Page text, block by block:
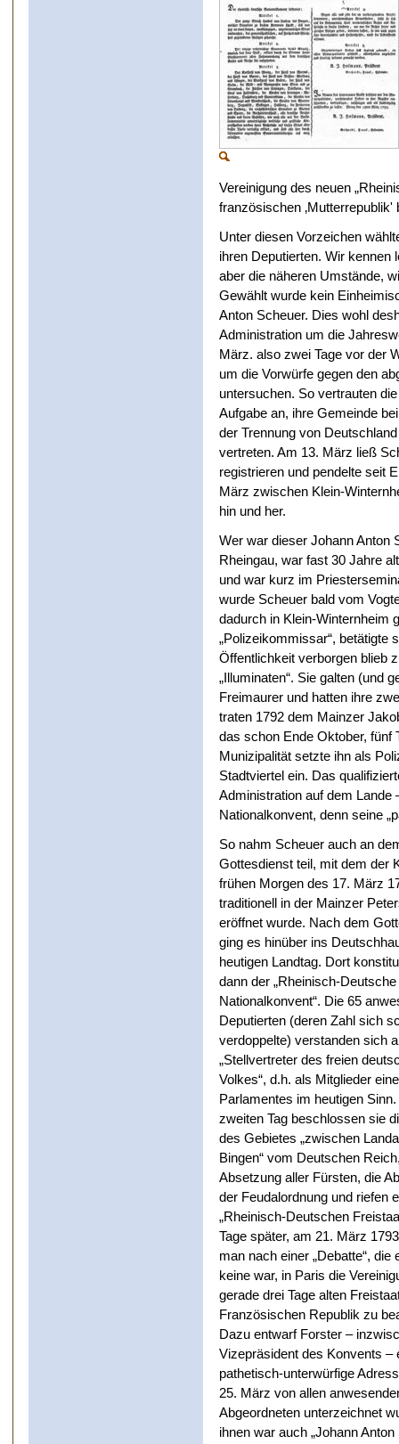
Vereinigung des neuen
französischen
Unter diesen Vorzeichen
ihren Deputierten. Wir kennen
aber die näheren Umstände,
Gewählt wurde kein
Anton Scheuer. Dies wohl
Administration um die
März. also zwei Tage vor der
um die Vorwürfe gegen den
untersuchen. So vertrauten
Aufgabe an, ihre Gemeinde
der Trennung von
vertreten. Am 13. März ließ
registrieren und pendelte seit
März zwischen Klein-
hin und her.
Wer war dieser Johann Anton
Rheingau, war fast 30 Jahre
und war kurz im
wurde Scheuer bald vom
dadurch in Klein-Winternheim
„Polizeikommissar“, betätigte
Öffentlichkeit verborgen blieb
„Illuminaten“. Sie galten (und
Freimaurer und hatten ihre
traten 1792 dem Mainzer
das schon Ende Oktober, fünf
Munizipalität setzte ihn als
Stadtviertel ein. Das
Administration auf dem Lande
Nationalkonvent, denn seine
So nahm Scheuer auch an
Gottesdienst teil, mit dem der
frühen Morgen des 17. März
traditionell in der Mainzer
eröffnet wurde. Nach dem
ging es hinüber ins
heutigen Landtag. Dort
dann der „Rheinisch-Deutsche
Nationalkonvent“. Die 65
Deputierten (deren Zahl sich
verdoppelte) verstanden sich
„Stellvertreter des freien
Volkes“, d.h. als Mitglieder
Parlamentes im heutigen
zweiten Tag beschlossen sie
des Gebietes „zwischen
Bingen“ vom Deutschen
Absetzung aller Fürsten, die
der Feudalordnung und riefen
„Rheinisch-Deutschen
Tage später, am 21. März
man nach einer „Debatte“, die
keine war, in Paris die
gerade drei Tage alten
Französischen Republik zu
Dazu entwarf Forster –
Vizepräsident des Konvents –
pathetisch-unterwürfige
25. März von allen
Abgeordneten unterzeichnet
ihnen war auch „Johann Anton